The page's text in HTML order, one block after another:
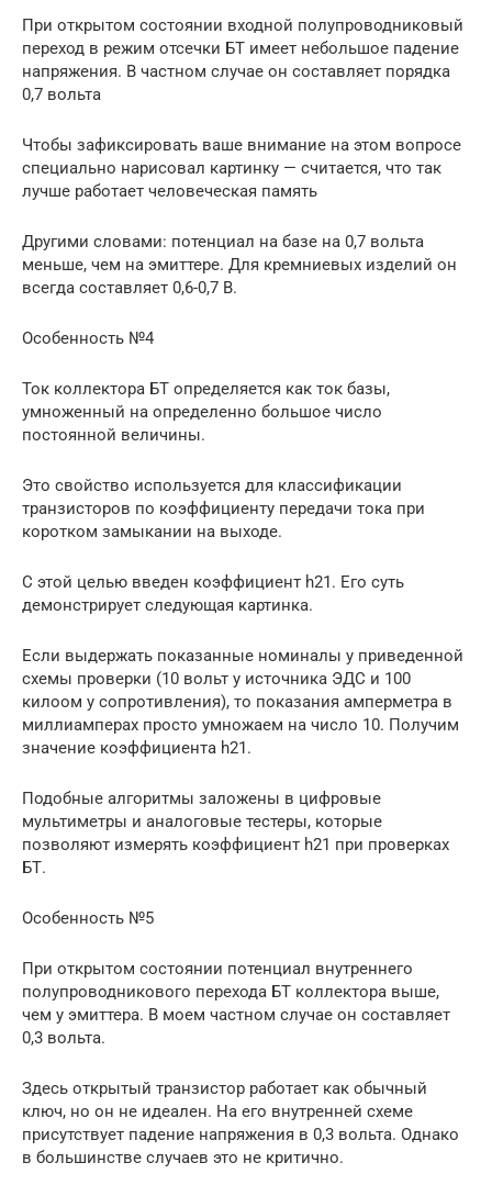
При открытом состоянии входной полупроводниковый
переход в режим отсечки БТ имеет небольшое падение
напряжения. В частном случае он составляет порядка
0,7 вольта
Чтобы зафиксировать ваше внимание на этом вопросе
специально нарисовал картинку — считается, что так
лучше работает человеческая память
Другими словами: потенциал на базе на 0,7 вольта
меньше, чем на эмиттере. Для кремниевых изделий он
всегда составляет 0,6-0,7 В.
Особенность №4
Ток коллектора БТ определяется как ток базы,
умноженный на определенно большое число
постоянной величины.
Это свойство используется для классификации
транзисторов по коэффициенту передачи тока при
коротком замыкании на выходе.
С этой целью введен коэффициент h21. Его суть
демонстрирует следующая картинка.
Если выдержать показанные номиналы у приведенной
схемы проверки (10 вольт у источника ЭДС и 100
килоом у сопротивления), то показания амперметра в
миллиамперах просто умножаем на число 10. Получим
значение коэффициента h21.
Подобные алгоритмы заложены в цифровые
мультиметры и аналоговые тестеры, которые
позволяют измерять коэффициент h21 при проверках
БТ.
Особенность №5
При открытом состоянии потенциал внутреннего
полупроводникового перехода БТ коллектора выше,
чем у эмиттера. В моем частном случае он составляет
0,3 вольта.
Здесь открытый транзистор работает как обычный
ключ, но он не идеален. На его внутренней схеме
присутствует падение напряжения в 0,3 вольта. Однако
в большинстве случаев это не критично.